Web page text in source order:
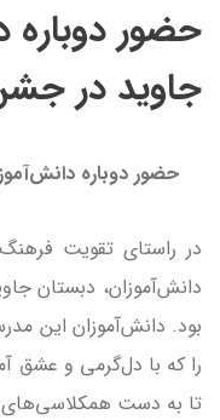
حضور دوباره
جاوید در
حضور دوباره
در راستای تقویت
دانش‌آموزان، دبستان
بود. دانش‌آموزان این
را که با دل‌گرمی و عشق
تا به دست همکلاسی‌های